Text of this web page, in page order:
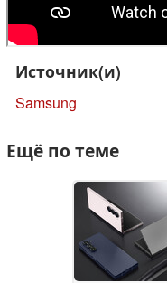
Источник(и)
Samsung
Ещё по теме